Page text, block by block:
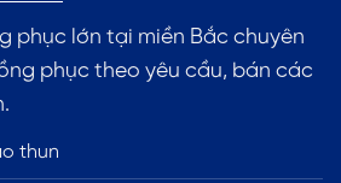
phục lớn tại miền Bắc chuyên
phục theo yêu cầu, bán các
thun